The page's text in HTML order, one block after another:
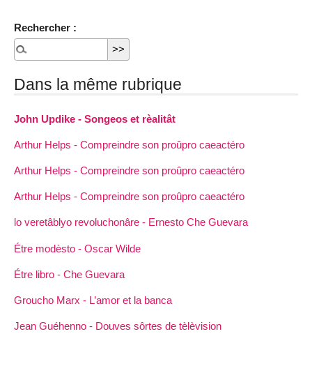
Rechercher :
Dans la même rubrique
John Updike - Songeos et rèalitât
Arthur Helps - Compreindre son proûpro caeactéro
Arthur Helps - Compreindre son proûpro caeactéro
Arthur Helps - Compreindre son proûpro caeactéro
lo veretâblyo revoluchonâre - Ernesto Che Guevara
Étre modèsto - Oscar Wilde
Étre libro - Che Guevara
Groucho Marx - L’amor et la banca
Jean Guéhenno - Douves sôrtes de tèlèvision